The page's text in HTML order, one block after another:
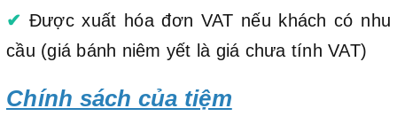
✔ Được xuất hóa đơn VAT nếu khách có nhu
cầu (giá bánh niêm yết là giá chưa tính VAT)
Chính sách của tiệm